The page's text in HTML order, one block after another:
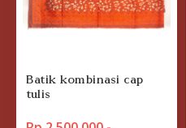
Batik kombinasi cap
tulis